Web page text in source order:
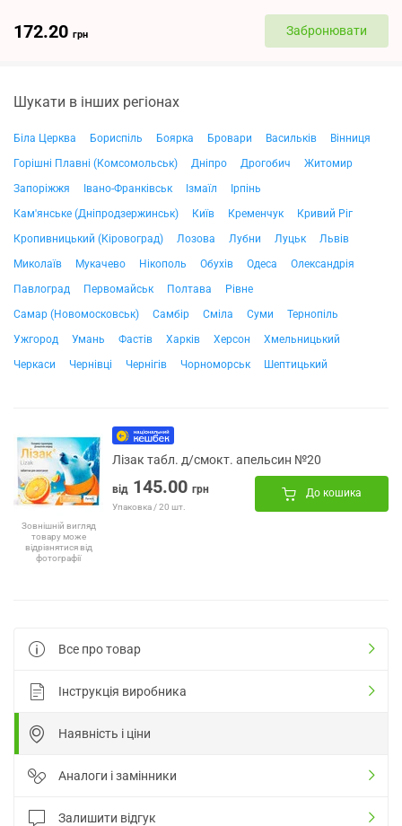
172.20 грн Забронювати
Шукати в інших регіонах
Біла Церква Бориспіль Боярка Бровари Васильків
Вінниця
Горішні Плавні (Комсомольськ)
Дніпро Дрогобич
Житомир
Запоріжжя
Івано-Франківськ Ізмаїл
Ірпінь
Кам'янське (Дніпродзержинськ)
Київ Кременчук
Кривий Ріг
Кропивницький (Кіровоград)
Лозова Лубни Луцьк
Львів
Миколаїв
Мукачево Нікополь Обухів Одеса
Олександрія
Павлоград
Первомайськ Полтава
Рівне
Самар (Новомосковськ)
Самбір Сміла Суми
Тернопіль
Ужгород
Умань Фастів Харків Херсон
Хмельницький
Черкаси
Чернівці Чернігів Чорноморськ Шептицький
Зовнішній вигляд
товару може
відрізнятися від
фотографії
Лізак табл. д/смокт. апельсин №20
від 145.00 грн
Упаковка / 20 шт.
До кошика
Все про товар
Інструкція виробника
Наявність і ціни
Аналоги і замінники
Залишити відгук